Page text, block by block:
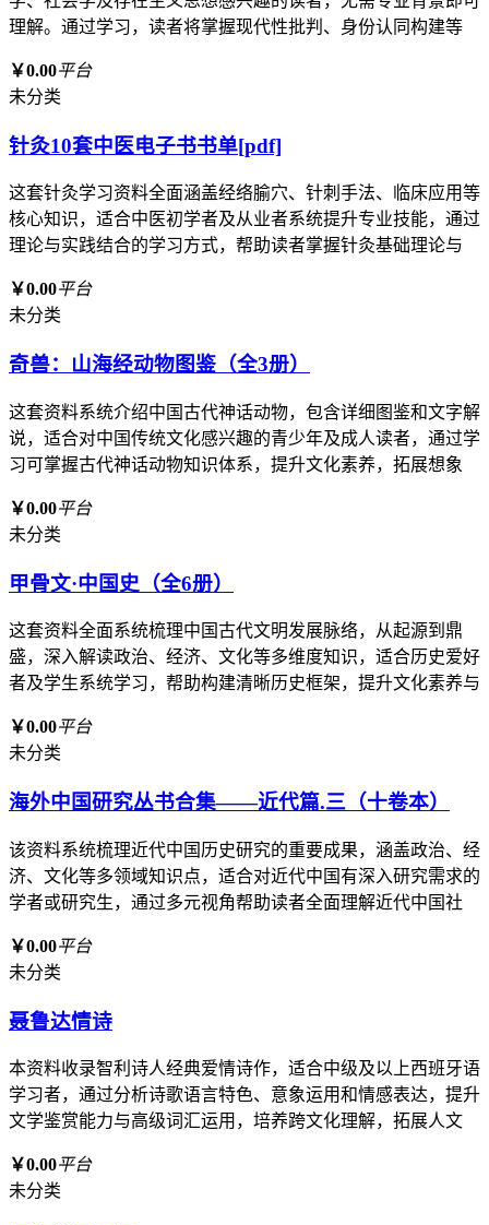
理解。通过学习，读者将掌握现代性批判、身份认同构建等
￥0.00平台
未分类
针灸10套中医电子书书单[pdf]
这套针灸学习资料全面涵盖经络腧穴、针刺手法、临床应用等
核心知识，适合中医初学者及从业者系统提升专业技能，通过
理论与实践结合的学习方式，帮助读者掌握针灸基础理论与
￥0.00平台
未分类
奇兽：山海经动物图鉴（全3册）
这套资料系统介绍中国古代神话动物，包含详细图鉴和文字解
说，适合对中国传统文化感兴趣的青少年及成人读者，通过学
习可掌握古代神话动物知识体系，提升文化素养，拓展想象
￥0.00平台
未分类
甲骨文·中国史（全6册）
这套资料全面系统梳理中国古代文明发展脉络，从起源到鼎
盛，深入解读政治、经济、文化等多维度知识，适合历史爱好
者及学生系统学习，帮助构建清晰历史框架，提升文化素养与
￥0.00平台
未分类
海外中国研究丛书合集——近代篇.三（十卷本）
该资料系统梳理近代中国历史研究的重要成果，涵盖政治、经
济、文化等多领域知识点，适合对近代中国有深入研究需求的
学者或研究生，通过多元视角帮助读者全面理解近代中国社
￥0.00平台
未分类
聂鲁达情诗
本资料收录智利诗人经典爱情诗作，适合中级及以上西班牙语
学习者，通过分析诗歌语言特色、意象运用和情感表达，提升
文学鉴赏能力与高级词汇运用，培养跨文化理解，拓展人文
￥0.00平台
未分类